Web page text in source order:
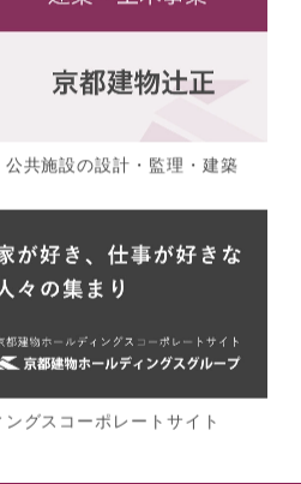
共施設の設計・監理・建築
グスコーポレートサイト